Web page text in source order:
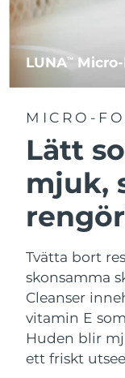
LUNATM
MICRO-
Lätt
mjuk,
Tvätta bort
skonsamma
Cleanser
vitamin E
Huden blir
ett friskt